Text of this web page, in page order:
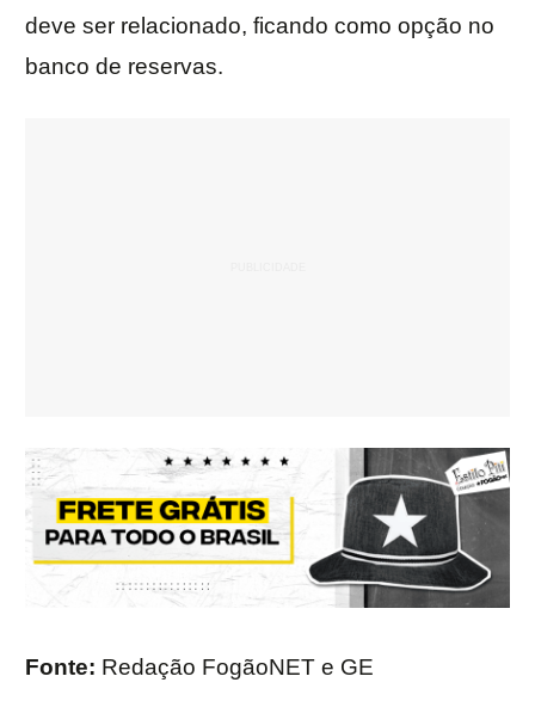
deve ser relacionado, ficando como opção no
banco de reservas.
Fonte: Redação FogãoNET e GE